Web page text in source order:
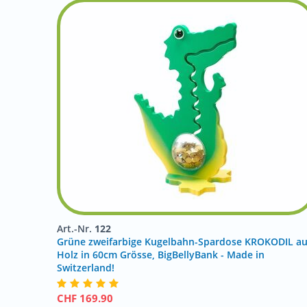
Art.-Nr. 122
Grüne zweifarbige Kugelbahn-Spardose KROKODIL
Holz in 60cm Grösse, BigBellyBank - Made in
Switzerland!
CHF 169.90